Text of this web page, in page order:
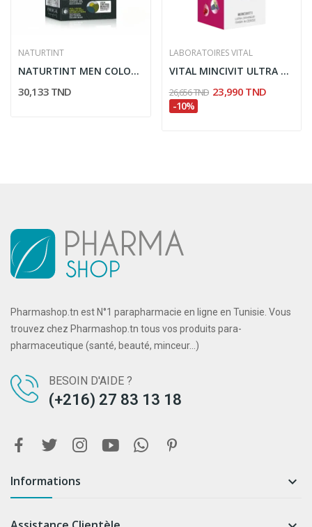
NATURTINT
NATURTINT MEN COLORATION PERMANENTE 6N BLOND...
30,133 TND
LABORATOIRES VITAL
VITAL MINCIVIT ULTRA DRAINEUR RAISIN & CERISE...
26,656 TND 23,990 TND
-10%
Pharmashop.tn est N°1 parapharmacie en ligne en Tunisie. Vous
trouvez chez Pharmashop.tn tous vos produits para-
pharmaceutique (santé, beauté, minceur...)
BESOIN D'AIDE ?
(+216) 27 83 13 18
Informations 